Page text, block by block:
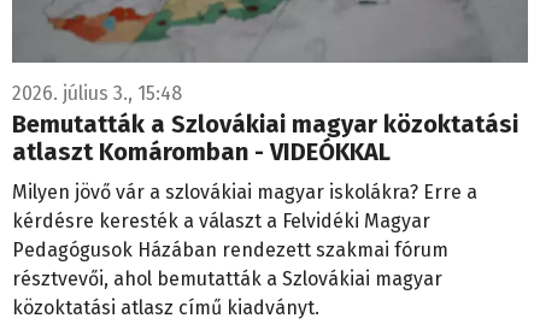
2026. július 3., 15:48
Bemutatták a Szlovákiai magyar közoktatási
atlaszt Komáromban - VIDEÓKKAL
Milyen jövő vár a szlovákiai magyar iskolákra? Erre a
kérdésre keresték a választ a Felvidéki Magyar
Pedagógusok Házában rendezett szakmai fórum
résztvevői, ahol bemutatták a Szlovákiai magyar
közoktatási atlasz című kiadványt.